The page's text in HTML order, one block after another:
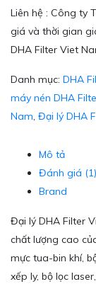
Liên hệ : Công ty
giá và thời gian
DHA Filter Viet
Danh mục: DHA
máy nén DHA
Nam, Đại lý DHA
Mô tả
Đánh giá (1)
Brand
Đại lý DHA Filter
chất lượng cao
mực tua-bin khí,
xếp ly, bộ lọc